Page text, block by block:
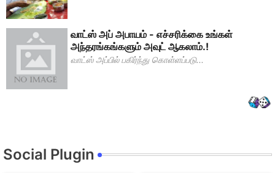
வாட்ஸ் அப் அபாயம் - எச்சரிக்கை உங்கள்
அந்தரங்கங்களும் அவுட் ஆகலாம்.!
வாட்ஸ் அப்பில் பகிர்ந்து கொள்ளப்படு...
Social Plugin